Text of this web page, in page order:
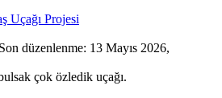
Uçağı Projesi
Son düzenlenme: 13 Mayıs 2026,
çok özledik uçağı.